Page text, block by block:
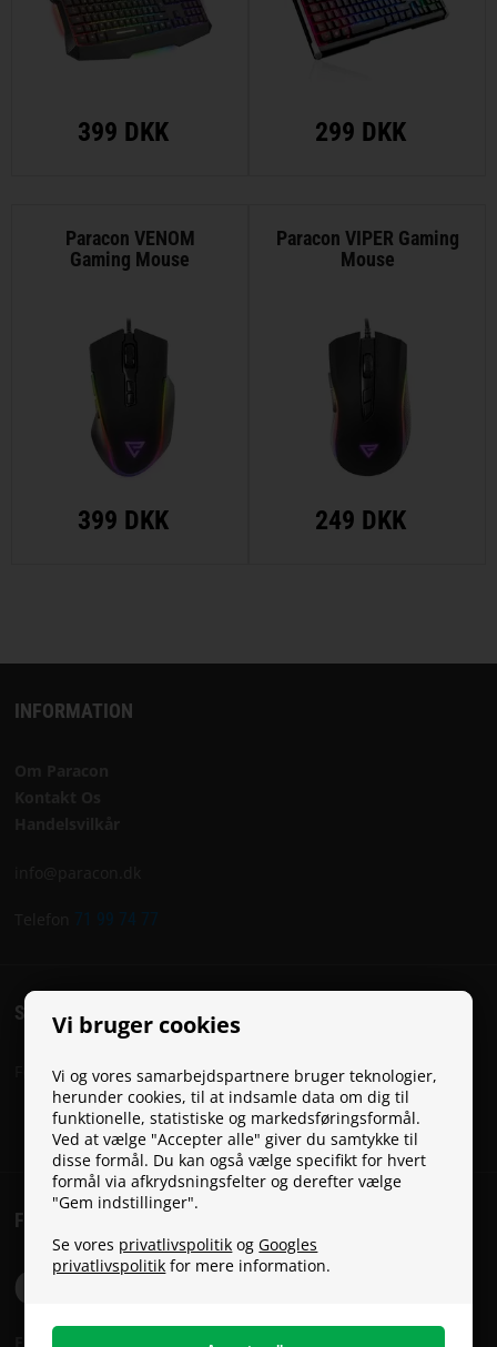
Vi bruger cookies
Vi og vores samarbejdspartnere bruger teknologier,
herunder cookies, til at indsamle data om dig til
funktionelle, statistiske og markedsføringsformål.
Ved at vælge "Accepter alle" giver du samtykke til
disse formål. Du kan også vælge specifikt for hvert
formål via afkrydsningsfelter og derefter vælge
"Gem indstillinger".
Se vores privatlivspolitik ogGoogles
privatlivspolitik for mere information.
399 DKK 299 DKK
Paracon VENOM
Gaming Mouse
399 DKK
Paracon VIPER Gaming
Mouse
249 DKK
INFORMATION
71 99 74 77
SOCIAL
Følg Paracon på de sociale medier:
FRAGTPRISER